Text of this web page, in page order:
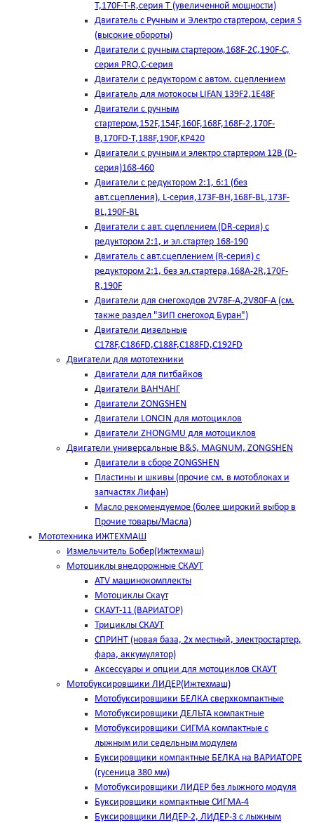
T,170F-T-R,серия Т (увеличенной мощности)
Двигатель с Ручным и Электро стартером, серия S
(высокие обороты)
Двигатели с ручным стартером,168F-2C,190F-C,
серия PRO,C-серия
Двигатели с редуктором с автом. сцеплением
Двигатель для мотокосы LIFAN 139F2,1E48F
Двигатели с ручным
стартером,152F,154F,160F,168F,168F-2,170F-
B,170FD-T,188F,190F,KP420
Двигатели с ручным и электро стартером 12В (D-
серия)168-460
Двигатели с редуктором 2:1, 6:1 (без
авт.сцепления), L-серия,173F-BH,168F-BL,173F-
BL,190F-BL
Двигатели с авт. сцеплением (DR-серия) с
редуктором 2:1, и эл.стартер 168-190
Двигатель с авт.сцеплением (R-серия) с
редуктором 2:1, без эл.стартера,168А-2R,170F-
R,190F
Двигатели для снегоходов 2V78F-A,2V80F-A (см.
также раздел "ЗИП снегоход Буран")
Двигатели дизельные
C178F,С186FD,C188F,C188FD,C192FD
Двигатели для мототехники
Двигатели для питбайков
Двигатели ВАНЧАНГ
Двигатели ZONGSHEN
Двигатели LONCIN для мотоциклов
Двигатели ZHONGMU для мотоциклов
Двигатели универсальные B&S, MAGNUM, ZONGSHEN
Двигатели в сборе ZONGSHEN
Пластины и шкивы (прочие см. в мотоблоках и
запчастях Лифан)
Масло рекомендуемое (более широкий выбор в
Прочие товары/Масла)
Мототехника ИЖТЕХМАШ
Измельчитель Бобер(Ижтехмаш)
Мотоциклы внедорожные СКАУТ
ATV машинокомплекты
Мотоциклы Скаут
СКАУТ-11 (ВАРИАТОР)
Трициклы СКАУТ
СПРИНТ (новая база, 2х местный, электростартер,
фара, аккумулятор)
Аксессуары и опции для мотоциклов СКАУТ
Мотобуксировщики ЛИДЕР(Ижтехмаш)
Мотобуксировщики БЕЛКА сверхкомпактные
Мотобуксировщики ДЕЛЬТА компактные
Мотобуксировщики СИГМА компактные с
лыжным или седельным модулем
Буксировщики компактные БЕЛКА на ВАРИАТОРЕ
(гусеница 380 мм)
Мотобуксировщики ЛИДЕР без лыжного модуля
Буксировщики компактные СИГМА-4
Буксировщики ЛИДЕР-2, ЛИДЕР-3 c лыжным